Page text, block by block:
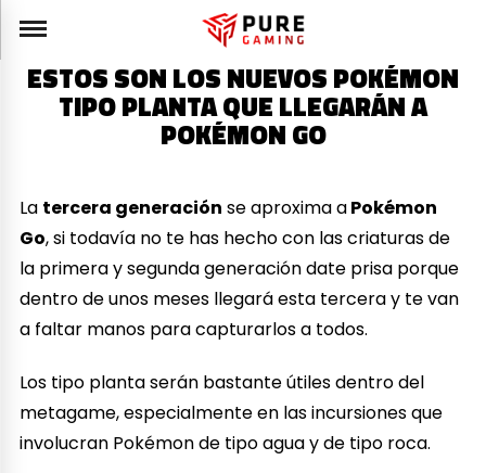
ESTOS SON LOS NUEVOS POKÉMON
TIPO PLANTA QUE LLEGARÁN A
POKÉMON GO
La tercera generación se aproxima aPokémon
Go, si todavía no te has hecho con las criaturas de
la primera y segunda generación date prisa porque
dentro de unos meses llegará esta tercera y te van
a faltar manos para capturarlos a todos.
Los tipo planta serán bastante útiles dentro del
metagame, especialmente en las incursiones que
involucran Pokémon de tipo agua y de tipo roca.